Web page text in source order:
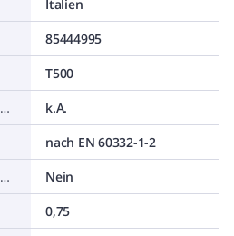
Italien
85444995
T500
Übl. Trommelgr. b. 500 m Ø m
k.A.
nach EN 60332-1-2
Halogenfrei nach EN 60754-1/2
Nein
0,75